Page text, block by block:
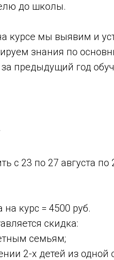
до школы.
курсе мы выявим и
знания по
предыдущий год
с 23 по 27 августа
курс = 4500 руб.
скидка:
семьям;
2-х детей из одной